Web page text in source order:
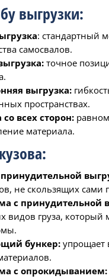
выгрузки:
: стандартный
самосвалов.
точное
выгрузка:
пространствах.
всех сторон:
материала.
не скользящих сами
с принудительной
видов груза, который
бункер: упрощает
с опрокидыванием: